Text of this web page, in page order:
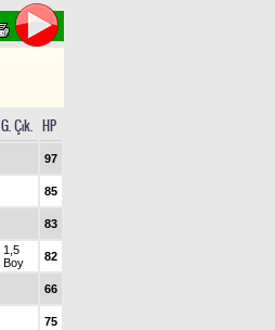
G. Çık. HP
97
85
83
1,5
Boy
82
66
75